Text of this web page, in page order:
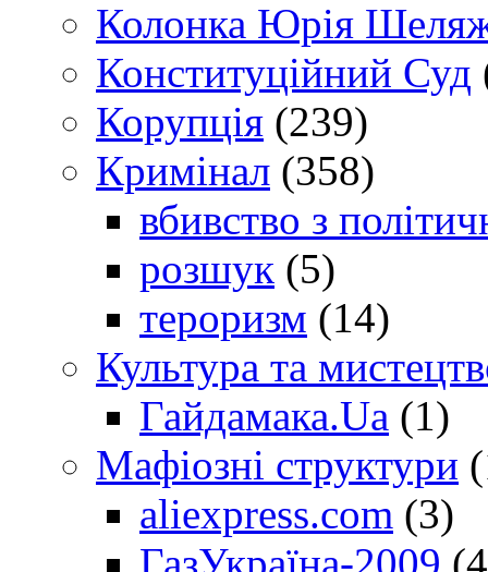
Колонка Юрія
Конституційний Суд
Корупція (239)
Кримінал (358)
вбивство з
розшук (5)
тероризм (14)
Культура та
Гайдамака.Ua (1)
Мафіозні структури
aliexpress.com (3)
ГазУкраїна-2009